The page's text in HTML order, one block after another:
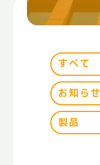
すべて
お知らせ
製品